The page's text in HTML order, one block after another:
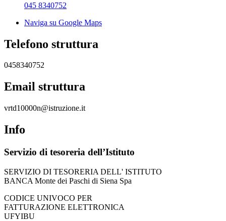
045 8340752
Naviga su Google Maps
Telefono struttura
0458340752
Email struttura
vrtd10000n@istruzione.it
Info
Servizio di tesoreria dell’Istituto
SERVIZIO DI TESORERIA DELL' ISTITUTO
BANCA Monte dei Paschi di Siena Spa
CODICE UNIVOCO PER
FATTURAZIONE ELETTRONICA
UFYIBU